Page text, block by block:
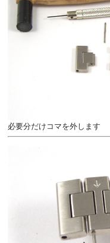
必要分だけコマを外します